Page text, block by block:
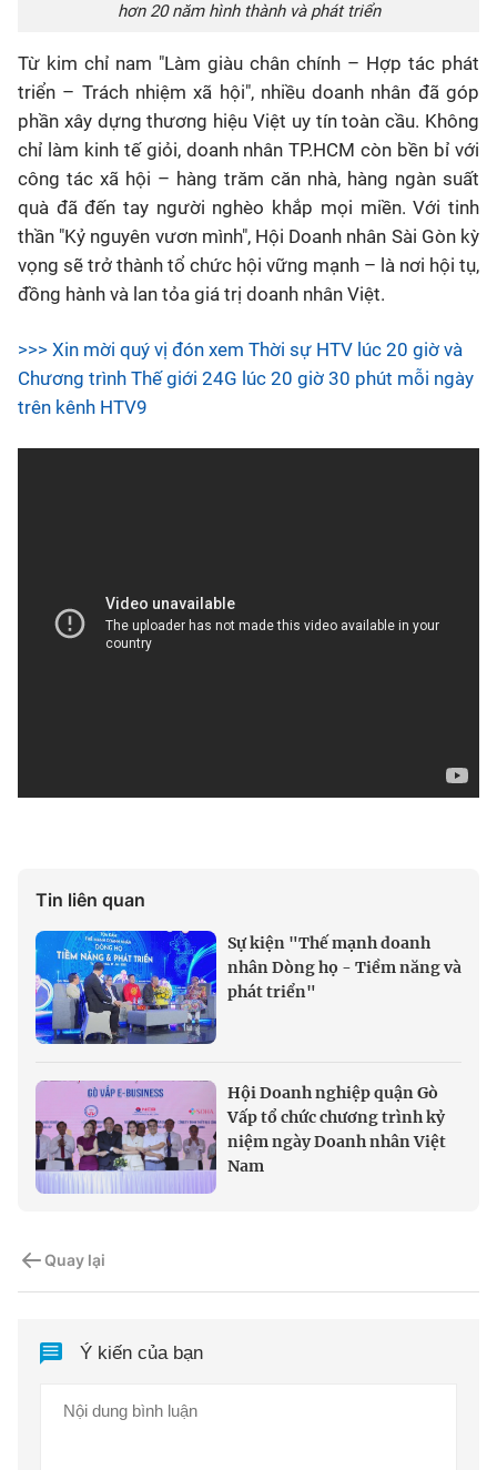
hơn 20 năm hình thành và phát triển
Từ kim chỉ nam "Làm giàu chân chính – Hợp tác phát
triển – Trách nhiệm xã hội", nhiều doanh nhân đã góp
phần xây dựng thương hiệu Việt uy tín toàn cầu. Không
chỉ làm kinh tế giỏi, doanh nhân TP.HCM còn bền bỉ với
công tác xã hội – hàng trăm căn nhà, hàng ngàn suất
quà đã đến tay người nghèo khắp mọi miền. Với tinh
thần "Kỷ nguyên vươn mình", Hội Doanh nhân Sài Gòn kỳ
vọng sẽ trở thành tổ chức hội vững mạnh – là nơi hội tụ,
đồng hành và lan tỏa giá trị doanh nhân Việt.
>>> Xin mời quý vị đón xem Thời sự HTV lúc 20 giờ và
Chương trình Thế giới 24G lúc 20 giờ 30 phút mỗi ngày
trên kênh HTV9
Tin liên quan
Sự kiện "Thế mạnh doanh
nhân Dòng họ - Tiềm năng và
phát triển"
Hội Doanh nghiệp quận Gò
Vấp tổ chức chương trình kỷ
niệm ngày Doanh nhân Việt
Nam
Quay lại
Ý kiến của bạn